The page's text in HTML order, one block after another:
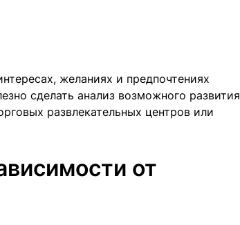
желаниях и предпочтениях
сделать анализ возможного развития
развлекательных центров или
от